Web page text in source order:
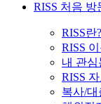
RISS 처음 방
RISS란?
RISS
내 관심
RISS
복사/대